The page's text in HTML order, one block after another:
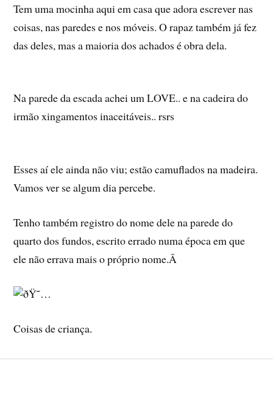
Tem uma mocinha aqui em casa que adora escrever nas
coisas, nas paredes e nos móveis. O rapaz também já fez
das deles, mas a maioria dos achados é obra dela.
Na parede da escada achei um LOVE.. e na cadeira do
irmão xingamentos inaceitáveis.. rsrs
Esses aí­ ele ainda não viu; estão camuflados na madeira.
Vamos ver se algum dia percebe.
Tenho também registro do nome dele na parede do
quarto dos fundos, escrito errado numa época em que
ele não errava mais o próprio nome.Â
Coisas de criança.